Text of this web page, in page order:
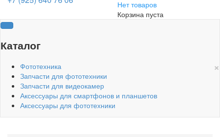
Нет товаров
Корзина пуста
Каталог
×
Фототехника
Запчасти для фототехники
Запчасти для видеокамер
Аксессуары для смартфонов и планшетов
Аксессуары для фототехники